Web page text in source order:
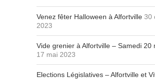
Venez fêter Halloween à Alfortville 30
2023
Vide grenier à Alfortville – Samedi 20
17 mai 2023
Elections Législatives – Alfortville et